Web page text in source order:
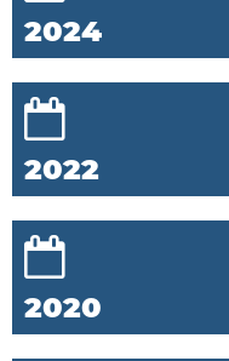
2024
2022
2020